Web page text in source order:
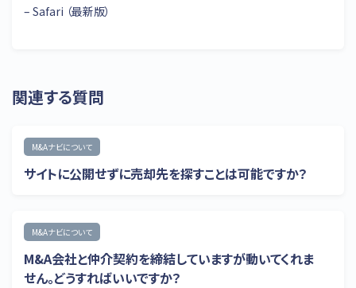
– Safari （最新版）
関連する質問
M&Aナビについて
サイトに公開せずに売却先を探すことは可能ですか？
M&Aナビについて
M&A会社と仲介契約を締結していますが動いてくれま
せん。どうすればいいですか？